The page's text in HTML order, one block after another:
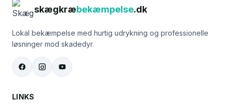
skægkræbekæmpelse.dk
Lokal bekæmpelse med hurtig udrykning og professionelle
løsninger mod skadedyr.
LINKS